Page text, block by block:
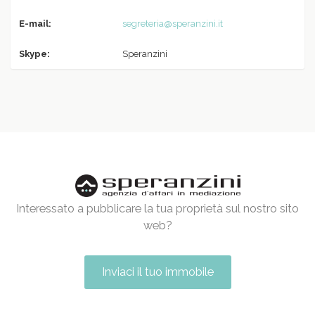
E-mail: segreteria@speranzini.it
Skype: Speranzini
Interessato a pubblicare la tua proprietà sul nostro sito
web?
Inviaci il tuo immobile